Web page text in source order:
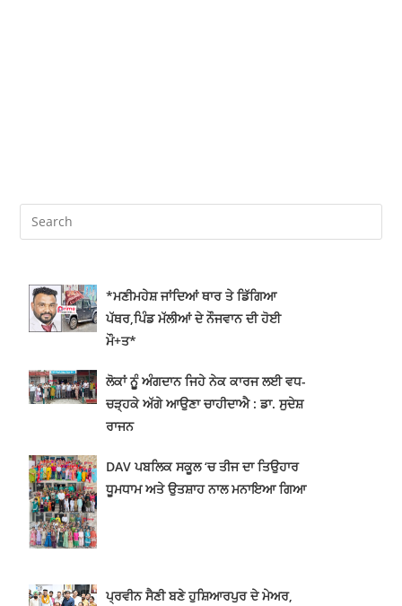
*ਮਣੀਮਹੇਸ਼ ਜਾਂਦਿਆਂ ਥਾਰ ਤੇ ਡਿੱਗਿਆ
ਪੱਥਰ,ਪਿੰਡ ਮੱਲੀਆਂ ਦੇ ਨੌਜਵਾਨ ਦੀ ਹੋਈ
ਮੌ+ਤ*
ਲੋਕਾਂ ਨੂੂੰ ਅੰਗਦਾਨ ਜਿਹੇ ਨੇਕ ਕਾਰਜ ਲਈ ਵਧ-
ਚੜ੍ਹਕੇ ਅੱਗੇ ਆਉਣਾ ਚਾਹੀਦਾਐ : ਡਾ. ਸੁਦੇਸ਼
ਰਾਜਨ
DAV ਪਬਲਿਕ ਸਕੂਲ ‘ਚ ਤੀਜ ਦਾ ਤਿਉਹਾਰ
ਧੂਮਧਾਮ ਅਤੇ ਉਤਸ਼ਾਹ ਨਾਲ ਮਨਾਇਆ ਗਿਆ
ਪ੍ਰਵੀਨ ਸੈਣੀ ਬਣੇ ਹੁਸ਼ਿਆਰਪੁਰ ਦੇ ਮੇਅਰ,